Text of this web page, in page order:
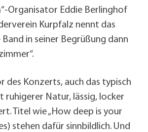
Organisator Eddie Berlinghof
Kurpfalz nennt das
Band in seiner Begrüßung dann
des Konzerts, auch das typisch
ruhigerer Natur, lässig, locker
Titel wie „How deep is your
stehen dafür sinnbildlich. Und